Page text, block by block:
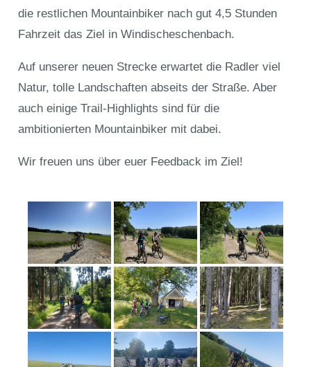
die restlichen Mountainbiker nach gut 4,5 Stunden
Fahrzeit das Ziel in Windischeschenbach.
Auf unserer neuen Strecke erwartet die Radler viel
Natur, tolle Landschaften abseits der Straße. Aber
auch einige Trail-Highlights sind für die
ambitionierten Mountainbiker mit dabei.
Wir freuen uns über euer Feedback im Ziel!